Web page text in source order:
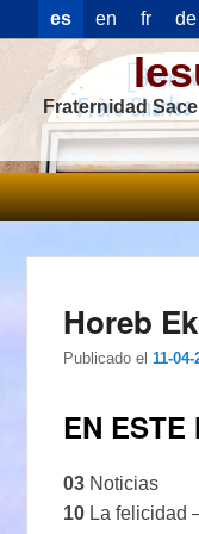
es en fr de
Fraternidad
Horeb
Publicado el 11-04-
EN ESTE
03 Noticias
10 La felicidad